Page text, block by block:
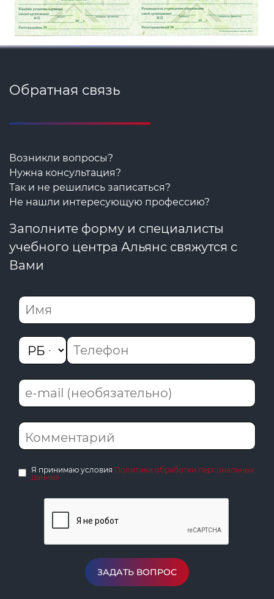
Обратная связь
Возникли вопросы?
Нужна консультация?
Так и не решились записаться?
Не нашли интересующую профессию?
Заполните форму и специалисты
учебного центра Альянс свяжутся с
Вами
Я принимаю условия Политики обработки персональных
данных
ЗАДАТЬ ВОПРОС